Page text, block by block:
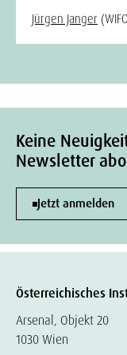
Jürgen Janger
Keine
Newsletter
Jetzt anmelden
Österreichisches
Arsenal, Objekt 20
1030 Wien